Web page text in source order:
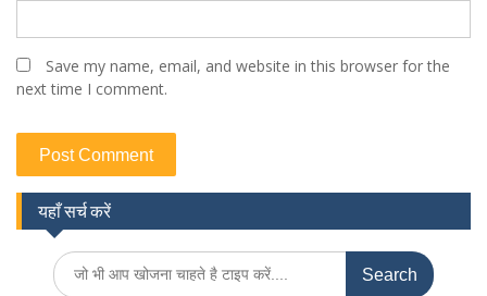
Save my name, email, and website in this browser for the
next time I comment.
यहाँ सर्च करें
Search
for: